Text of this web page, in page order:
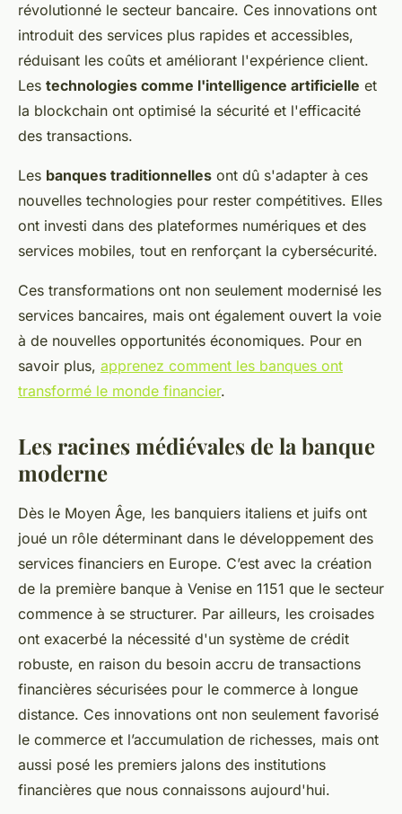
révolutionné le secteur bancaire. Ces innovations ont
introduit des services plus rapides et accessibles,
réduisant les coûts et améliorant l'expérience client.
Les technologies comme l'intelligence artificielle et
la blockchain ont optimisé la sécurité et l'efficacité
des transactions.
Les banques traditionnelles ont dû s'adapter à ces
nouvelles technologies pour rester compétitives. Elles
ont investi dans des plateformes numériques et des
services mobiles, tout en renforçant la cybersécurité.
Ces transformations ont non seulement modernisé les
services bancaires, mais ont également ouvert la voie
à de nouvelles opportunités économiques. Pour en
savoir plus, apprenez comment les banques ont
transformé le monde financier.
Les racines médiévales de la banque
moderne
Dès le Moyen Âge, les banquiers italiens et juifs ont
joué un rôle déterminant dans le développement des
services financiers en Europe. C’est avec la création
de la première banque à Venise en 1151 que le secteur
commence à se structurer. Par ailleurs, les croisades
ont exacerbé la nécessité d'un système de crédit
robuste, en raison du besoin accru de transactions
financières sécurisées pour le commerce à longue
distance. Ces innovations ont non seulement favorisé
le commerce et l’accumulation de richesses, mais ont
aussi posé les premiers jalons des institutions
financières que nous connaissons aujourd'hui.